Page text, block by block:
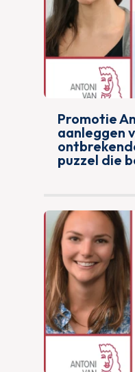
Promotie
aanleggen
puzzel die